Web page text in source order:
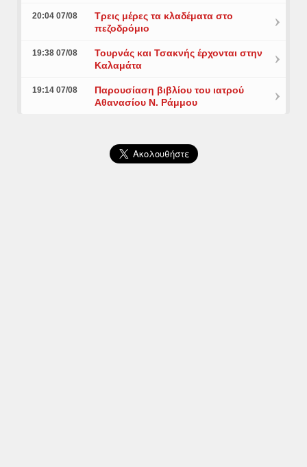
20:04 07/08
Τρεις μέρες τα κλαδέματα στο
πεζοδρόμιο
19:38 07/08
Τουρνάς και Τσακνής έρχονται στην
Καλαμάτα
19:14 07/08
Παρουσίαση βιβλίου του ιατρού
Αθανασίου Ν. Ράμμου